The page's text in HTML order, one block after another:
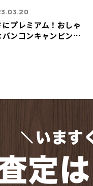
にプレミアム！おしゃ
バンコンキャンピング
います
定